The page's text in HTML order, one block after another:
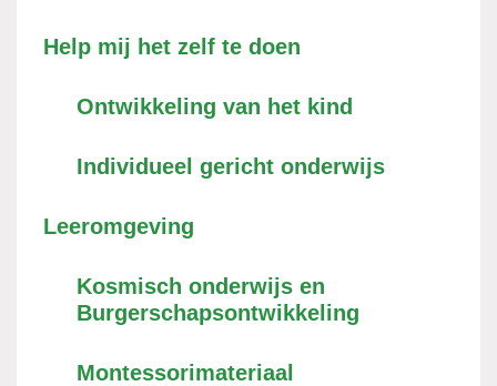
Help mij het zelf te doen
Ontwikkeling van het kind
Individueel gericht onderwijs
Leeromgeving
Kosmisch onderwijs en
Burgerschapsontwikkeling
Montessorimateriaal